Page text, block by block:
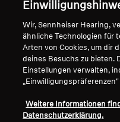
Support
Impressum
Globale
Allgemeine
Geschäftsbedingungen für
Online-Verkäufe an
Wir, Sennheiser Hearing,
ähnliche Technologien für
Arten von Cookies, um dir
deines Besuchs zu bieten.
Einstellungen verwalten,
Weitere Informationen
Datenschutzerklärung.